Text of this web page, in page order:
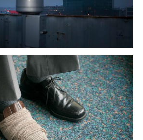
alzheimer